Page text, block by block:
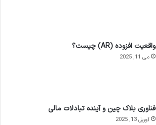
واقعیت افزوده (AR) چیست؟
می 11, 2025
فناوری بلاک چین و آینده تبادلات مالی
آوریل 13, 2025